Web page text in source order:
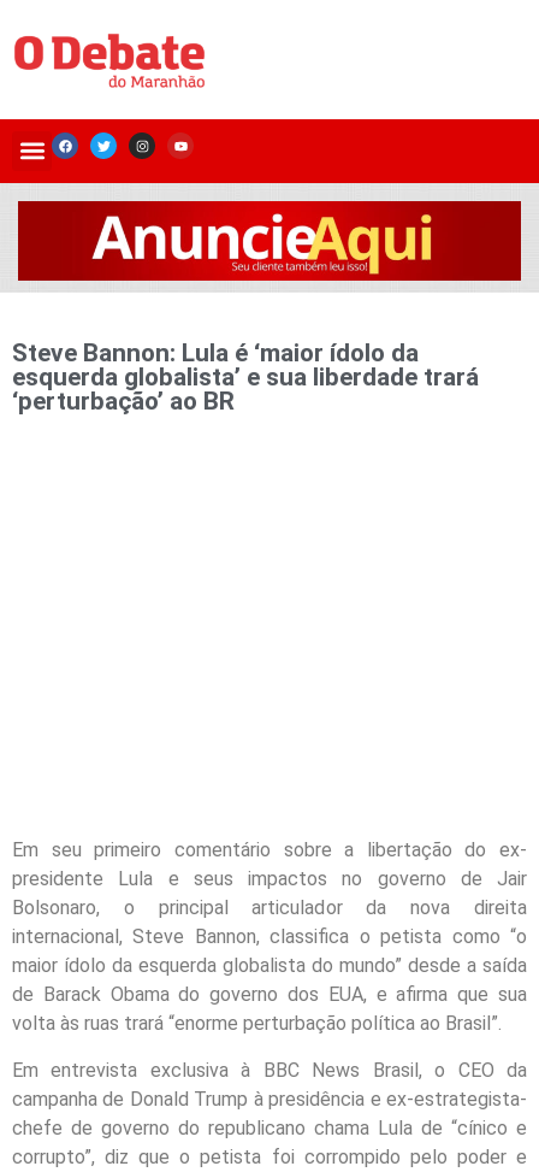
Steve Bannon: Lula é ‘maior ídolo da
esquerda globalista’ e sua liberdade trará
‘perturbação’ ao BR
Em seu primeiro comentário sobre a libertação do ex-
presidente Lula e seus impactos no governo de Jair
Bolsonaro, o principal articulador da nova direita
internacional, Steve Bannon, classifica o petista como “o
maior ídolo da esquerda globalista do mundo” desde a saída
de Barack Obama do governo dos EUA, e afirma que sua
volta às ruas trará “enorme perturbação política ao Brasil”.
Em entrevista exclusiva à BBC News Brasil, o CEO da
campanha de Donald Trump à presidência e ex-estrategista-
chefe de governo do republicano chama Lula de “cínico e
corrupto”, diz que o petista foi corrompido pelo poder e